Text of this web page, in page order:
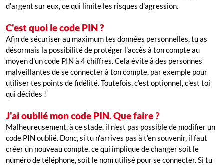
d'argent sur eux, ce qui limite les risques d'agression.
C'est quoi le code PIN ?
Afin de sécuriser au maximum tes données personnelles, tu as
désormais la possibilité de protéger l'accès à ton compte au
moyen d'un code PIN à 4 chiffres. Cela évite à des personnes
malveillantes de se connecter à ton compte, par exemple pour
utiliser tes points de fidélité. Toutefois, c'est optionnel, c'est toi
qui décides !
J'ai oublié mon code PIN. Que faire ?
Malheureusement, à ce stade, il n'est pas possible de modifier un
code PIN oublié. Donc, si tu n'arrives pas à t'en souvenir, il faut
créer un nouveau compte, ce qui implique de changer soit le
numéro de téléphone, soit le nom utilisé pour se connecter. Si tu